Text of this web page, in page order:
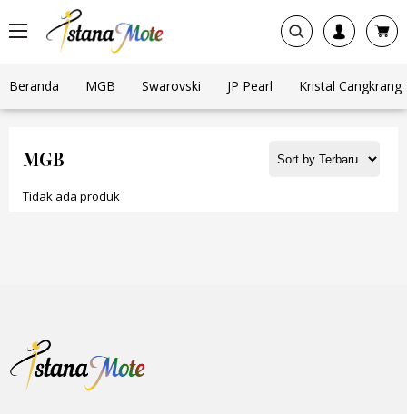
Beranda MGB Swarovski JP Pearl Kristal Cangkrang
MGB
Tidak ada produk